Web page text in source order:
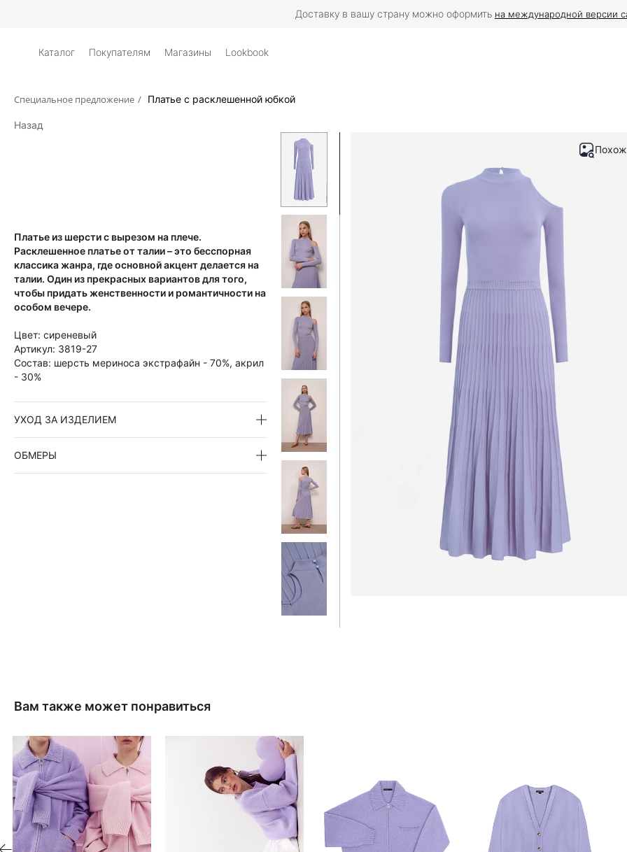
Доставку в вашу страну можно оформить на международной версии
Каталог Покупателям Магазины Lookbook
Специальное предложение / Платье с расклешенной юбкой
Назад
Платье из шерсти с вырезом на плече.
Расклешенное платье от талии – это бесспорная
классика жанра, где основной акцент делается на
талии. Один из прекрасных вариантов для того,
чтобы придать женственности и романтичности на
особом вечере.
Цвет: сиреневый
Артикул: 3819-27
Состав: шерсть мериноса экстрафайн - 70%, акрил
- 30%
УХОД ЗА ИЗДЕЛИЕМ
ОБМЕРЫ
Вам также может понравиться